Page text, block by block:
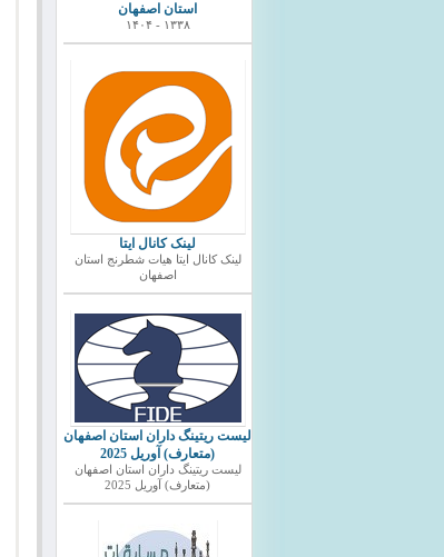
استان اصفهان
۱۳۳۸ - ۱۴۰۴
لینک کانال ایتا
لینک کانال ایتا هیات شطرنج استان
اصفهان
ليست ريتينگ داران استان اصفهان
(متعارف) آوریل 2025
ليست ريتينگ داران استان اصفهان
(متعارف) آوریل 2025